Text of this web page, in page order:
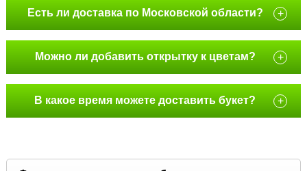
Есть ли доставка по Московской области? +
Можно ли добавить открытку к цветам? +
В какое время можете доставить букет? +